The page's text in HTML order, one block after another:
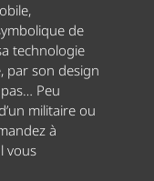
de
technologie
par son design
Peu
militaire ou
à
vous